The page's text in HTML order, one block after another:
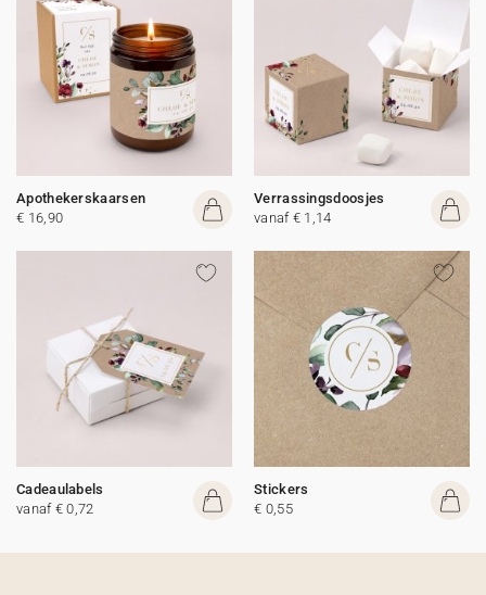
Apothekerskaarsen
€ 16,90
Verrassingsdoosjes
vanaf € 1,14
Cadeaulabels
vanaf € 0,72
Stickers
€ 0,55